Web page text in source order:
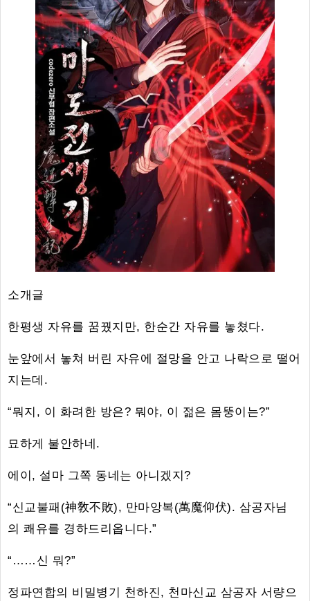
소개글
한평생 자유를 꿈꿨지만, 한순간 자유를 놓쳤다.
눈앞에서 놓쳐 버린 자유에 절망을 안고 나락으로 떨어
지는데.
“뭐지, 이 화려한 방은? 뭐야, 이 젊은 몸뚱이는?”
묘하게 불안하네.
에이, 설마 그쪽 동네는 아니겠지?
“신교불패(神敎不敗), 만마앙복(萬魔仰伏). 삼공자님
의 쾌유를 경하드리옵니다.”
“……신 뭐?”
정파연합의 비밀병기 천하진, 천마신교 삼공자 서량으